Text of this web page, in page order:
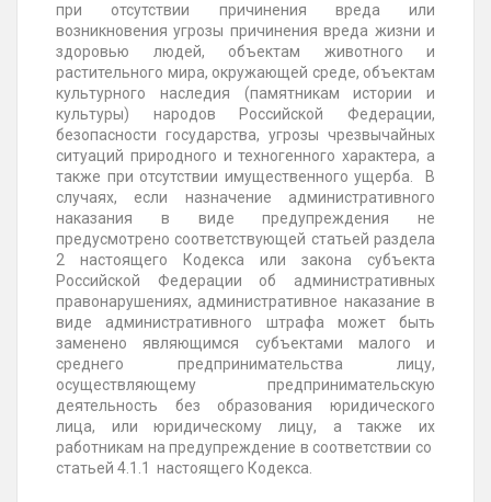
при отсутствии причинения вреда или
возникновения угрозы причинения вреда жизни и
здоровью людей, объектам животного и
растительного мира, окружающей среде, объектам
культурного наследия (памятникам истории и
культуры) народов Российской Федерации,
безопасности государства, угрозы чрезвычайных
ситуаций природного и техногенного характера, а
также при отсутствии имущественного ущерба. В
случаях, если назначение административного
наказания в виде предупреждения не
предусмотрено соответствующей статьей раздела
2 настоящего Кодекса или закона субъекта
Российской Федерации об административных
правонарушениях, административное наказание в
виде административного штрафа может быть
заменено являющимся субъектами малого и
среднего предпринимательства лицу,
осуществляющему предпринимательскую
деятельность без образования юридического
лица, или юридическому лицу, а также их
работникам на предупреждение в соответствии со
статьей 4.1.1 настоящего Кодекса.